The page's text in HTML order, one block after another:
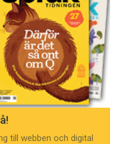
till webben och digital